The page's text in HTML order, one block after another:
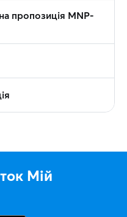
пропозиція MNP-
Мій